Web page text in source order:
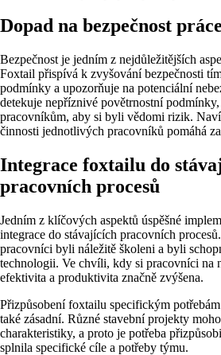
Dopad na bezpečnost práce
Bezpečnost je jedním z nejdůležitějších
Foxtail přispívá k zvyšování bezpečnosti
podmínky a upozorňuje na potenciální
detekuje nepříznivé povětrnostní
pracovníkům, aby si byli vědomi rizik.
činnosti jednotlivých pracovníků pomáhá
Integrace foxtailu do
pracovních procesů
Jedním z klíčových aspektů úspěšné
integrace do stávajících pracovních
pracovníci byli náležitě školeni a byli
technologii. Ve chvíli, kdy si pracovníci na
efektivita a produktivita značně zvýšena.
Přizpůsobení foxtailu specifickým
také zásadní. Různé stavební projekty
charakteristiky, a proto je potřeba
splnila specifické cíle a potřeby týmu.